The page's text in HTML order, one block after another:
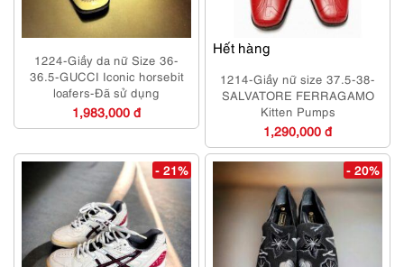
1224-Giầy da nữ Size 36-
36.5-GUCCI Iconic horsebit
loafers-Đã sử dụng
1,983,000 đ
Hết hàng
1214-Giầy nữ size 37.5-38-
SALVATORE FERRAGAMO
Kitten Pumps
1,290,000 đ
- 21% - 20%